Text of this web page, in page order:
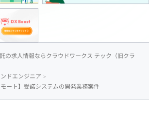
の求人情報ならクラウドワークス テック（旧クラ
ドエンジニア
モート】受諾システムの開発業務案件